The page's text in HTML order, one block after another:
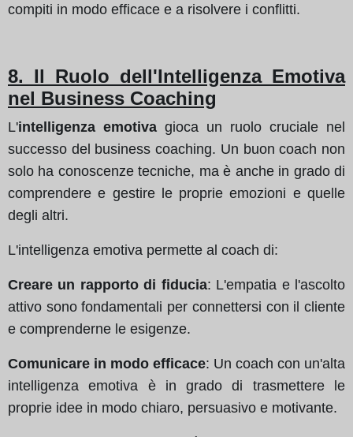
compiti in modo efficace e a risolvere i conflitti.
8. Il Ruolo dell'Intelligenza Emotiva
nel Business Coaching
L'intelligenza emotiva gioca un ruolo cruciale nel
successo del business coaching. Un buon coach non
solo ha conoscenze tecniche, ma è anche in grado di
comprendere e gestire le proprie emozioni e quelle
degli altri.
L'intelligenza emotiva permette al coach di:
Creare un rapporto di fiducia: L'empatia e l'ascolto
attivo sono fondamentali per connettersi con il cliente
e comprenderne le esigenze.
Comunicare in modo efficace: Un coach con un'alta
intelligenza emotiva è in grado di trasmettere le
proprie idee in modo chiaro, persuasivo e motivante.